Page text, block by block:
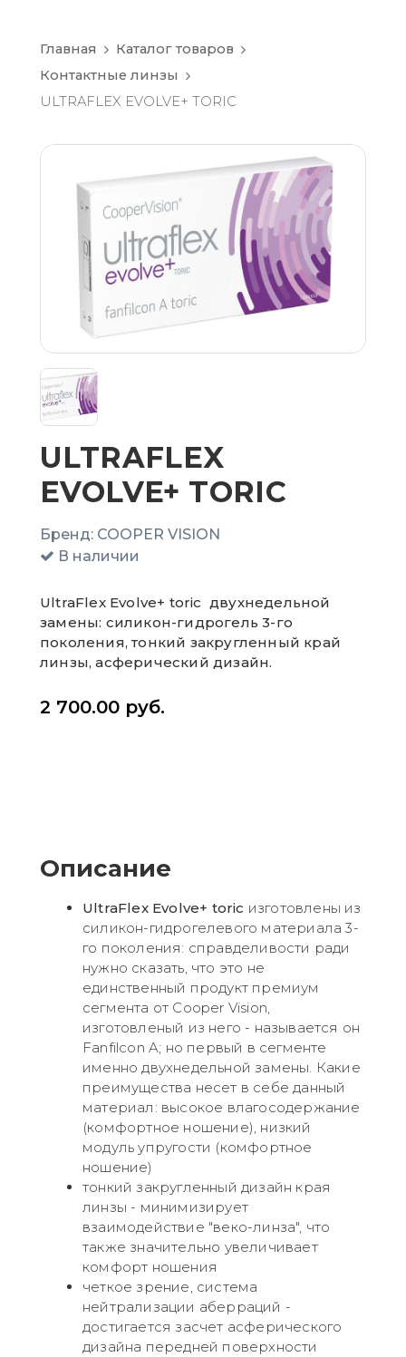
Главная
Каталог товаров
Контактные линзы
ULTRAFLEX EVOLVE+ TORIC
ULTRAFLEX
EVOLVE+ TORIC
Бренд: COOPER VISION
В наличии
UltraFlex Evolve+ toric двухнедельной
замены: силикон-гидрогель 3-го
поколения, тонкий закругленный край
линзы, асферический дизайн.
2 700.00 руб.
Описание
UltraFlex Evolve+ toric изготовлены из
силикон-гидрогелевого материала 3-
го поколения: справделивости ради
нужно сказать, что это не
единственный продукт премиум
сегмента от Cooper Vision,
изготовленый из него - называется он
Fanfilcon A; но первый в сегменте
именно двухнедельной замены. Какие
преимущества несет в себе данный
материал: высокое влагосодержание
(комфортное ношение), низкий
модуль упругости (комфортное
ношение)
тонкий закругленный дизайн края
линзы - минимизирует
взаимодействие "веко-линза", что
также значительно увеличивает
комфорт ношения
четкое зрение, система
нейтрализации аберраций -
достигается засчет асферического
дизайна передней поверхности